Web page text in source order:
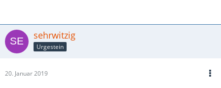
sehrwitzig
Urgestein
20. Januar 2019